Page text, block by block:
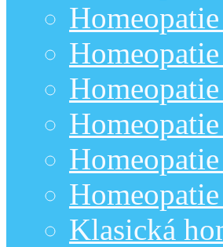
Homeopatie
Klasická